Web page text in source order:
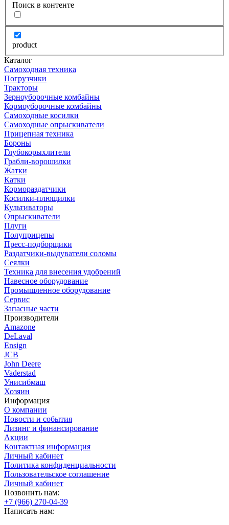
Поиск в контенте
product
Каталог
Самоходная техника
Погрузчики
Тракторы
Зерноуборочные комбайны
Кормоуборочные комбайны
Самоходные косилки
Самоходные опрыскиватели
Прицепная техника
Бороны
Глубокорыхлители
Грабли-ворошилки
Жатки
Катки
Кормораздатчики
Косилки-плющилки
Культиваторы
Опрыскиватели
Плуги
Полуприцепы
Пресс-подборщики
Раздатчики-выдуватели соломы
Сеялки
Техника для внесения удобрений
Навесное оборудование
Промышленное оборудование
Сервис
Запасные части
Производители
Amazone
DeLaval
Ensign
JCB
John Deere
Vaderstad
Унисибмаш
Хозяин
Информация
О компании
Новости и события
Лизинг и финансирование
Акции
Контактная информация
Личный кабинет
Политика конфиденциальности
Пользовательское соглашение
Личный кабинет
Позвонить нам:
+7 (966) 270-04-39
Написать нам: